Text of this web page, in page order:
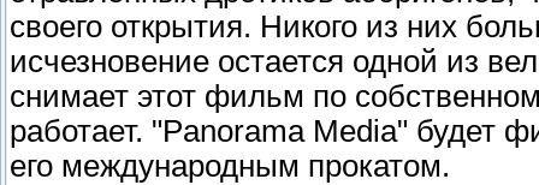
своего открытия. Никого из них
исчезновение остается одной из
снимает этот фильм по
работает. "Panorama Media" будет
его международным прокатом.